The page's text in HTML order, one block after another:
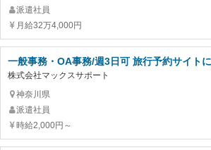
派遣社員
月給32万4,000円
一般事務・OA事務/週3日可 旅行予約サイト
株式会社マックスサポート
神奈川県
派遣社員
時給2,000円～